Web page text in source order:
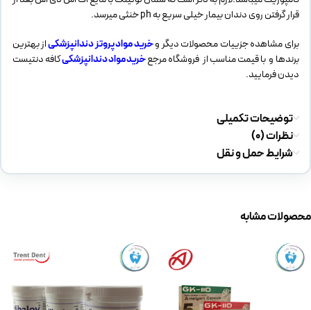
قرار گرفتن روی دندان بیمار خیلی سریع به ph خنثی میرسد.
برای مشاهده جزییات محصولات دیگر وخرید مواد پروتز دندانپزشکیاز بهترین
برندها و با قیمت مناسب از فروشگاه مرجعخرید مواد دندانپزشکیکافه دنتیست
دیدن فرمایید.
توضیحات تکمیلی
نظرات (0)
شرایط حمل و نقل
محصولات مشابه